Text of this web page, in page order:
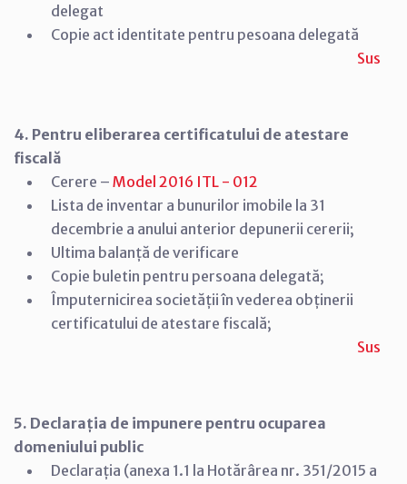
delegat
Copie act identitate pentru pesoana delegată
Sus
4. Pentru eliberarea certificatului de atestare
fiscală
Cerere – Model 2016 ITL - 012
Lista de inventar a bunurilor imobile la 31
decembrie a anului anterior depunerii cererii;
Ultima balanță de verificare
Copie buletin pentru persoana delegată;
Împuternicirea societății în vederea obținerii
certificatului de atestare fiscală;
Sus
5. Declarația de impunere pentru ocuparea
domeniului public
Declarația (anexa 1.1 la Hotărârea nr. 351/2015 a